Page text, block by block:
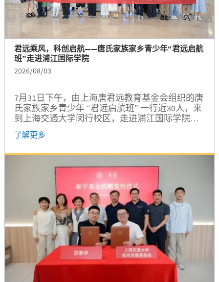
君远乘风，科创启航——唐氏家族家乡青少年“君远启航
班”走进浦江国际学院
2026/08/03
7月31日下午，由上海唐君远教育基金会组织的唐
氏家族家乡青少年 “君远启航班” 一行近30人，来
到上海交通大学闵行校区，走进浦江国际学院龙
宾楼开展科创主题参访。此次参访聚焦前沿科技
与创新实践，为青少年们开启了一场别开生面的
了解更多